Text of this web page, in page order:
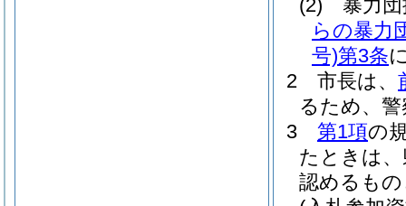
(2)
暴力
らの暴力
号)第3条
2
市長は、
るため、
3
第1項の
たときは
認めるも